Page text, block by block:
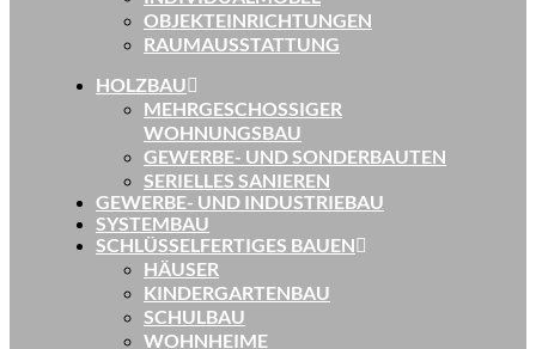
OBJEKTEINRICHTUNGEN
RAUMAUSSTATTUNG
HOLZBAU
MEHRGESCHOSSIGER
WOHNUNGSBAU
GEWERBE- UND SONDERBAUTEN
SERIELLES SANIEREN
GEWERBE- UND INDUSTRIEBAU
SYSTEMBAU
SCHLÜSSELFERTIGES BAUEN
HÄUSER
KINDERGARTENBAU
SCHULBAU
WOHNHEIME